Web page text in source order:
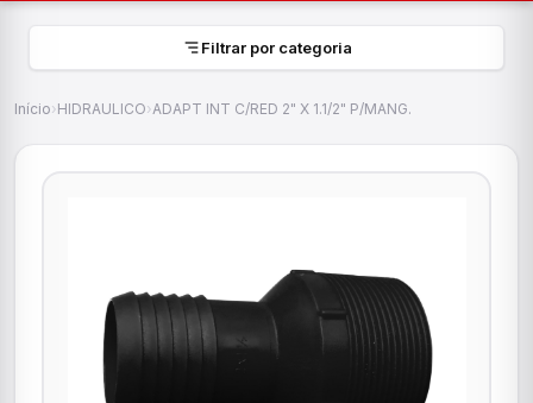
Filtrar por categoria
Início›HIDRAULICO›ADAPT INT C/RED 2" X 1.1/2" P/MANG.